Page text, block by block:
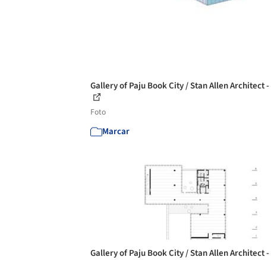
Gallery of Paju Book City / Stan Allen Architect -
Foto
Marcar
Gallery of Paju Book City / Stan Allen Architect -